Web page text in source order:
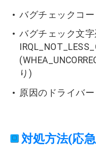
バグチェックコ
バグチェック文字
り)
原因のドライバ
対処方法(応